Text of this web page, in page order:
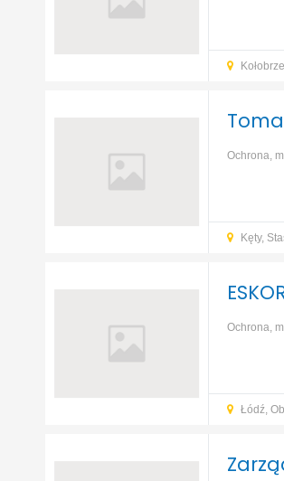
Ochrona,
Kęty,
Ochrona,
Łódź,